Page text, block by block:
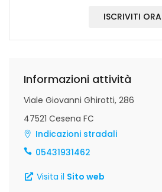
ISCRIVITI ORA
Informazioni attività
Viale Giovanni Ghirotti, 286
47521 Cesena FC
Indicazioni stradali
05431931462
Visita il Sito web